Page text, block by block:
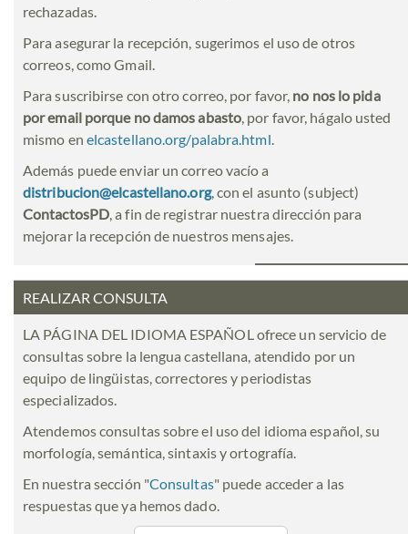
rechazadas.
Para asegurar la recepción, sugerimos el uso de otros
correos, como Gmail.
Para suscribirse con otro correo, por favor, no nos lo pida
por email porque no damos abasto, por favor, hágalo usted
mismo en elcastellano.org/palabra.html.
Además puede enviar un correo vacío a
distribucion@elcastellano.org, con el asunto (subject)
ContactosPD, a fin de registrar nuestra dirección para
mejorar la recepción de nuestros mensajes.
REALIZAR CONSULTA
LA PÁGINA DEL IDIOMA ESPAÑOL ofrece un servicio de
consultas sobre la lengua castellana, atendido por un
equipo de lingüistas, correctores y periodistas
especializados.
Atendemos consultas sobre el uso del idioma español, su
morfología, semántica, sintaxis y ortografía.
En nuestra sección "Consultas" puede acceder a las
respuestas que ya hemos dado.